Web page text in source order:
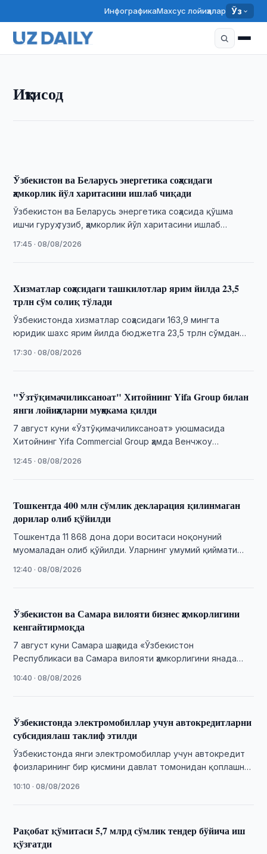
ИнфографикаМахсус лойиҳалар Ўз
Иқтисод
Тадбиркорлик субъектлари учун тартибга солиш
юки камайтирилмоқда
Ўзбекистон ва Беларусь энергетика соҳасидаги
ҳамкорлик йўл харитасини ишлаб чиқади
Ўзбекистон ва Беларусь энергетика соҳасида қўшма
ишчи гуруҳ тузиб, ҳамкорлик йўл харитасини ишлаб
17:45 · 08/08/2026
Хизматлар соҳасидаги ташкилотлар ярим йилда 23,5
трлн сўм солиқ тўлади
Ўзбекистонда хизматлар соҳасидаги 163,9 мингта
юридик шахс ярим йилда бюджетга 23,5 трлн сўмдан
17:30 · 08/08/2026
"Ўзтўқимачиликсаноат" Хитойнинг Yifa Group билан
янги лойиҳаларни муҳокама қилди
7 август куни «Ўзтўқимачиликсаноат» уюшмасида
Хитойнинг Yifa Commercial Group ҳамда Венчжоу
ривожлантириш уюшмаси делегацияси …
12:45 · 08/08/2026
Тошкентда 400 млн сўмлик декларация қилинмаган
дорилар олиб қўйилди
Тошкентда 11 868 дона дори воситаси ноқонуний
муомаладан олиб қўйилди. Уларнинг умумий қиймати
12:40 · 08/08/2026
Ўзбекистон ва Самара вилояти бизнес ҳамкорлигини
кенгайтирмоқда
7 август куни Самара шаҳрида «Ўзбекистон
Республикаси ва Самара вилояти ҳамкорлигини янада
10:40 · 08/08/2026
Ўзбекистонда электромобиллар учун автокредитларни
субсидиялаш таклиф этилди
Ўзбекистонда янги электромобиллар учун автокредит
фоизларининг бир қисмини давлат томонидан қоплашни
10:10 · 08/08/2026
Рақобат қўмитаси 5,7 млрд сўмлик тендер бўйича иш
қўзғатди